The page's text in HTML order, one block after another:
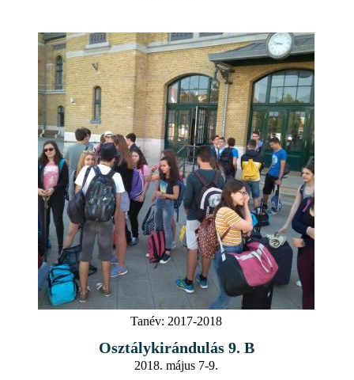
Tanév: 2017-2018
Osztálykirándulás 9. B
2018. május 7-9.